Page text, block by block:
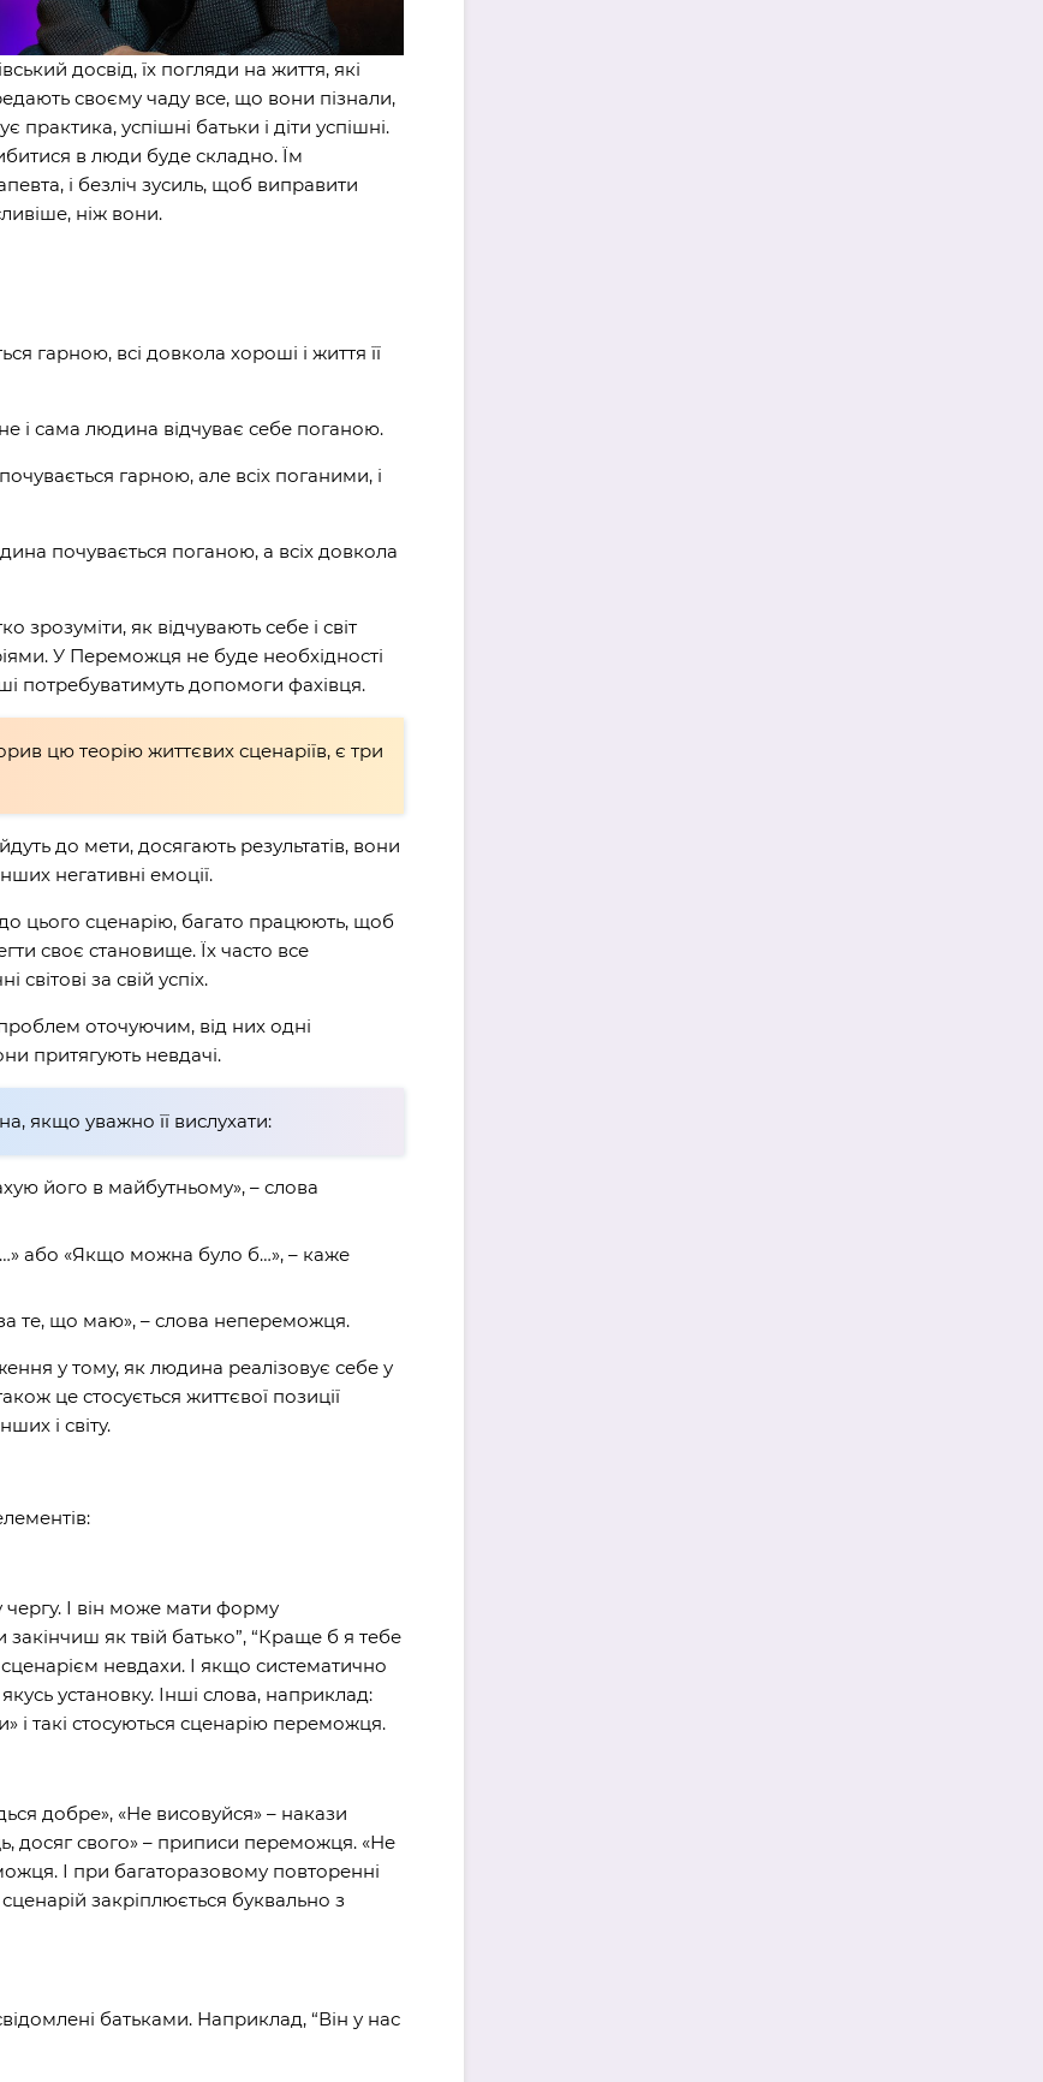
досвід, їх погляди на життя, які
своєму чаду все, що вони пізнали,
успішні батьки і діти успішні.
в люди буде складно. Їм
і безліч зусиль, щоб виправити
ніж вони.
гарною, всі довкола хороші і життя її
і сама людина відчуває себе поганою.
гарною, але всіх поганими, і
почувається поганою, а всіх довкола
як відчувають себе і світ
У Переможця не буде необхідності
потребуватимуть допомоги фахівця.
цю теорію життєвих сценаріїв, є три
до мети, досягають результатів, вони
негативні емоції.
цього сценарію, багато працюють, щоб
своє становище. Їх часто все
за свій успіх.
оточуючим, від них одні
притягують невдачі.
якщо уважно її вислухати:
його в майбутньому», – слова
або «Якщо можна було б…», – каже
те, що маю», – слова непереможця.
у тому, як людина реалізовує себе у
це стосується життєвої позиції
і світу.
І він може мати форму
як твій батько”, “Краще б я тебе
сценарієм невдахи. І якщо систематично
установку. Інші слова, наприклад:
і такі стосуються сценарію переможця.
добре», «Не висовуйся» – накази
досяг свого» – приписи переможця. «Не
І при багаторазовому повторенні
закріплюється буквально з
батьками. Наприклад, “Він у нас